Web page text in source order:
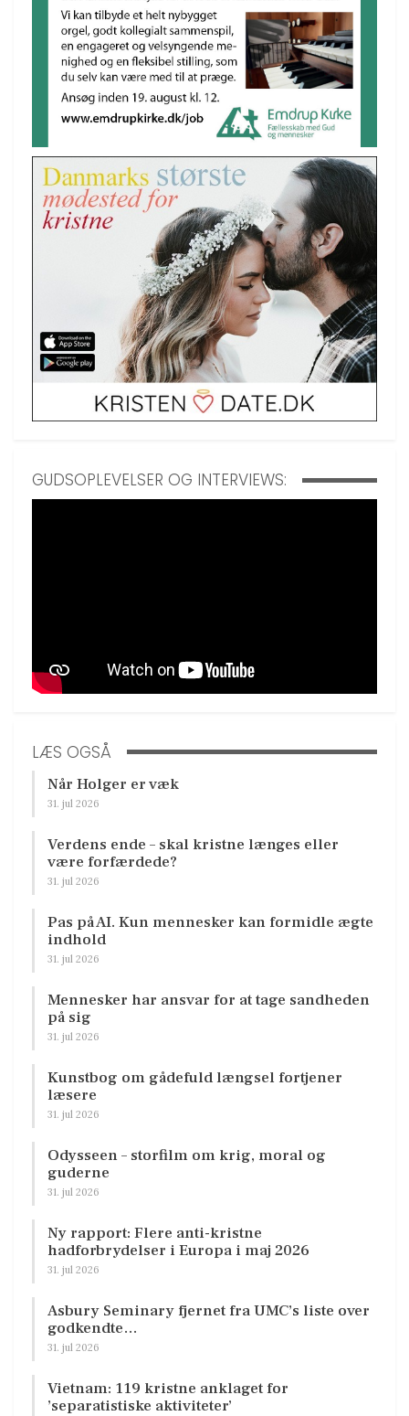
GUDSOPLEVELSER OG INTERVIEWS:
LÆS OGSÅ
Når Holger er væk
31. jul 2026
Verdens ende – skal kristne længes eller
være forfærdede?
31. jul 2026
Pas på AI. Kun mennesker kan formidle ægte
indhold
31. jul 2026
Mennesker har ansvar for at tage sandheden
på sig
31. jul 2026
Kunstbog om gådefuld længsel fortjener
læsere
31. jul 2026
Odysseen – storfilm om krig, moral og
guderne
31. jul 2026
Ny rapport: Flere anti-kristne
hadforbrydelser i Europa i maj 2026
31. jul 2026
Asbury Seminary fjernet fra UMC’s liste over
godkendte…
31. jul 2026
Vietnam: 119 kristne anklaget for
’separatistiske aktiviteter’